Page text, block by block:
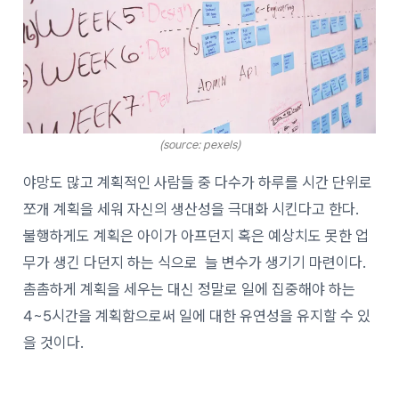
(source: pexels)
야망도 많고 계획적인 사람들 중 다수가 하루를 시간 단위로
쪼개 계획을 세워 자신의 생산성을 극대화 시킨다고 한다.
불행하게도 계획은 아이가 아프던지 혹은 예상치도 못한 업
무가 생긴 다던지 하는 식으로 늘 변수가 생기기 마련이다.
촘촘하게 계획을 세우는 대신 정말로 일에 집중해야 하는
4~5시간을 계획함으로써 일에 대한 유연성을 유지할 수 있
을 것이다.